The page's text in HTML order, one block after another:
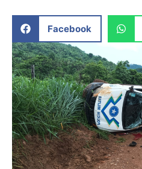
Facebook